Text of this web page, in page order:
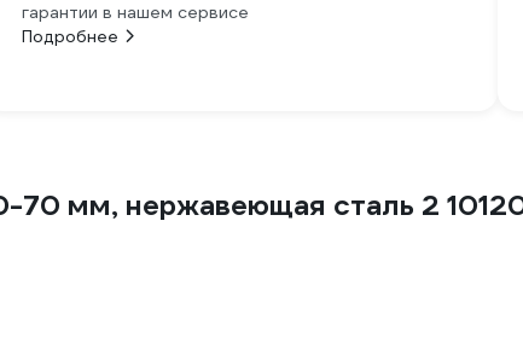
гарантии в нашем сервисе
Подробнее
70 мм, нержавеющая сталь 2